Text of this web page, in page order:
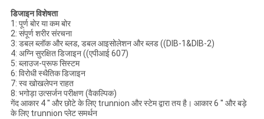
डिजाइन विशेषता
1: पूर्ण बोर या कम बोर
2: संपूर्ण शरीर संरचना
3: डबल ब्लॉक और ब्लड, डबल आइसोलेशन और ब्लड ((DIB-1&DIB-2)
4: अग्नि सुरक्षित डिजाइन ((एपीआई 607)
5: ब्लाउज-प्रूफ सिस्टम
6: विरोधी स्थैतिक डिजाइन
7: स्व खोखलेपन राहत
8: भगोड़ा उत्सर्जन परीक्षण (वैकल्पिक)
गेंद आकार 4 ′′ और छोटे के लिए trunnion और स्टेम द्वारा तय है। आकार 6 ′′ और बड़े
के लिए trunnion प्लेट समर्थन